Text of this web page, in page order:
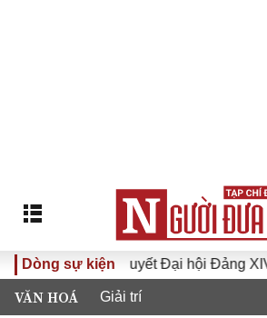
Dòng sự kiện
Nghị quyết Đại hội Đảng XIV vào
VĂN HOÁ Giải trí